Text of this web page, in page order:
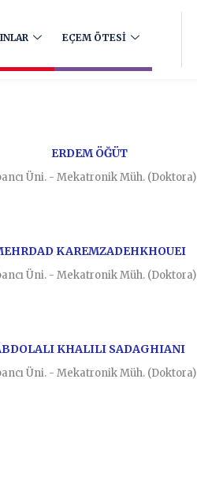
EÇEM ÖTESİ
ERDEM ÖĞÜT
Üni. - Mekatronik Müh. (Doktora)
KAREMZADEHKHOUEI
Üni. - Mekatronik Müh. (Doktora)
KHALILI SADAGHIANI
Üni. - Mekatronik Müh. (Doktora)